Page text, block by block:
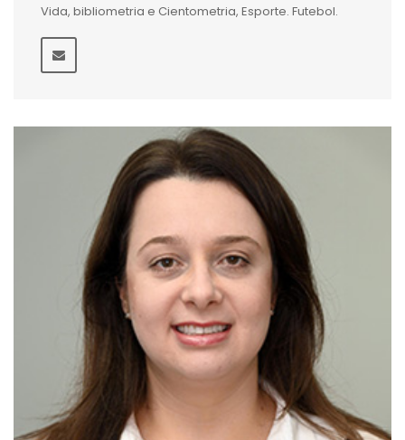
Vida, bibliometria e Cientometria, Esporte. Futebol.